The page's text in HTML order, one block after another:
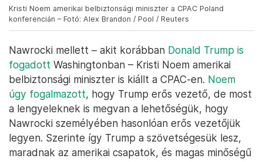
Kristi Noem amerikai belbiztonsági miniszter a CPAC Poland
konferencián – Fotó: Alex Brandon / Pool / Reuters
Nawrocki mellett – akit korábban Donald Trump is
fogadott Washingtonban – Kristi Noem amerikai
belbiztonsági miniszter is kiállt a CPAC-en. Noem
úgy fogalmazott, hogy Trump erős vezető, de most
a lengyeleknek is megvan a lehetőségük, hogy
Nawrocki személyében hasonlóan erős vezetőjük
legyen. Szerinte így Trump a szövetségesük lesz,
maradnak az amerikai csapatok, és magas minőségű